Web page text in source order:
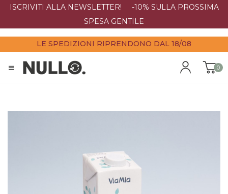
ISCRIVITI ALLA NEWSLETTER! -10% SULLA PROSSIMA
SPESA GENTILE
LE SPEDIZIONI RIPRENDONO DAL 18/08
0